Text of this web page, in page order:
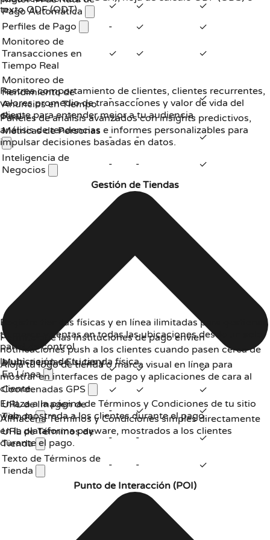
texto ODF (ODT).
Pago Automática
✓
✓
✓
Perfiles de Pago
- ✓
✓
Monitoreo de
Transacciones en
Tiempo Real
✓ ✓ ✓
Monitoreo de
Rendimiento de
Anuncios en Tiempo
Real
- - ✓
Métricas de Personas
Rastrea comportamiento de clientes, clientes recurrentes,
valores promedio de transacciones y valor de vida del
cliente para entender mejor a tu audiencia.
-
-
✓
Inteligencia de
Negocios
Paneles de análisis avanzados con insights predictivos,
análisis de tendencias e informes personalizables para
impulsar decisiones basadas en datos.
-
-
✓
Gestión de Tiendas
Multi-tiendas Físicas y
En Línea
Registra tiendas físicas y en línea ilimitadas para gestionar
tu marca y ventas en todas las ubicaciones desde un solo
panel de control.
✓
✓
✓
Coordenadas GPS
Permite que las instituciones de pago envíen
notificaciones push a los clientes cuando pasen cerca de
la ubicación de tu tienda física.
✓ ✓
✓
URL de Imagen de
Tienda
Aloja tu logo de tienda o marca visual en línea para
mostrar en interfaces de pago y aplicaciones de cara al
cliente.
-
✓
✓
URL de Términos de
Tienda
Enlaza a la página de Términos y Condiciones de tu sitio
web, mostrada a los clientes durante el pago.
-
-
✓
Texto de Términos de
Tienda
Almacena Términos y Condiciones simples directamente
en la plataforma payware, mostrados a los clientes
durante el pago.
-
-
✓
Punto de Interacción (POI)